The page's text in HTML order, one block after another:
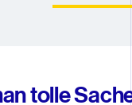
tolle